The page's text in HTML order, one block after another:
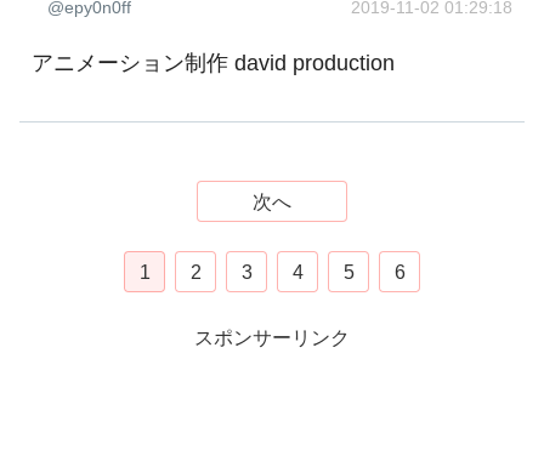
@epy0n0ff 2019-11-02 01:29:18
アニメーション制作 david production
次へ
1 2 3 4 5 6
スポンサーリンク